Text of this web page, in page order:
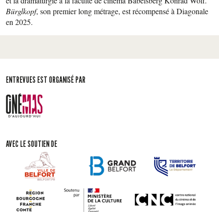
Bürglkopf, son premier long métrage, est récompensé à Diagonale
en 2025.
ENTREVUES EST ORGANISÉ PAR
AVEC LE SOUTIEN DE